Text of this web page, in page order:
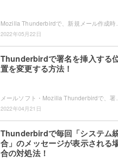
2022年05月22日
Thunderbirdで署名を挿入する
置を変更する方法！
2022年04月21日
Thunderbirdで毎回「システム
合」のメッセージが表示される
合の対処法！